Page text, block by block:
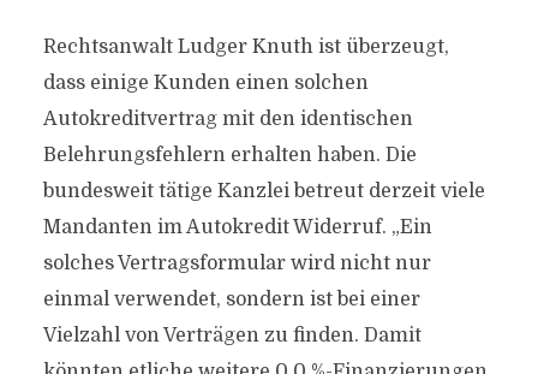
Rechtsanwalt Ludger Knuth ist überzeugt,
dass einige Kunden einen solchen
Autokreditvertrag mit den identischen
Belehrungsfehlern erhalten haben. Die
bundesweit tätige Kanzlei betreut derzeit viele
Mandanten im Autokredit Widerruf. „Ein
solches Vertragsformular wird nicht nur
einmal verwendet, sondern ist bei einer
Vielzahl von Verträgen zu finden. Damit